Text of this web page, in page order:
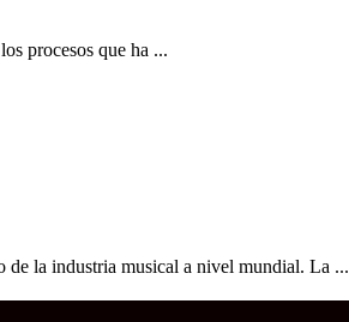
procesos que ha ...
de la industria musical a nivel mundial. La ...